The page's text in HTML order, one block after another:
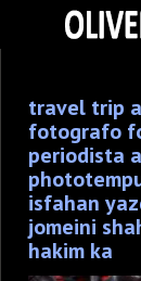
FOTOGRAFIAS
CONTACTO
PEDIDOS
travel trip
fotografo
periodista
isfahan
jomeini
hakim ka